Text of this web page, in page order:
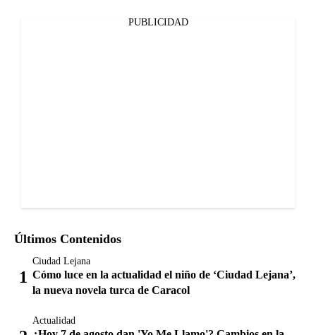
PUBLICIDAD
Últimos Contenidos
Ciudad Lejana
Cómo luce en la actualidad el niño de ‘Ciudad Lejana’,
la nueva novela turca de Caracol
Actualidad